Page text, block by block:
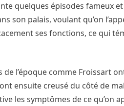
quelques épisodes fameux
son palais, voulant qu’on
ses fonctions, ce qui
l’époque comme Froissart
ensuite creusé du côté de
les symptômes de ce qu’on